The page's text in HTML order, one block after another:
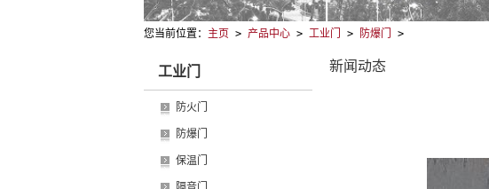
您当前位置： 主页 > 产品中心 > 工业门 > 防爆门 >
工业门
防火门
防爆门
保温门
新闻动态